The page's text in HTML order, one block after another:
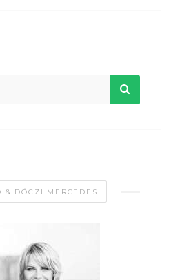
& DÓCZI MERCEDES